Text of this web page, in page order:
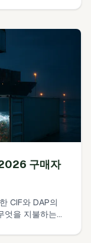
구매자
CIF와 DAP의
을 지불하는지,
함.